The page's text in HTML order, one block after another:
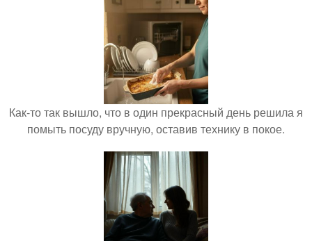
Как-то так вышло, что в один прекрасный день решила я
помыть посуду вручную, оставив технику в покое.